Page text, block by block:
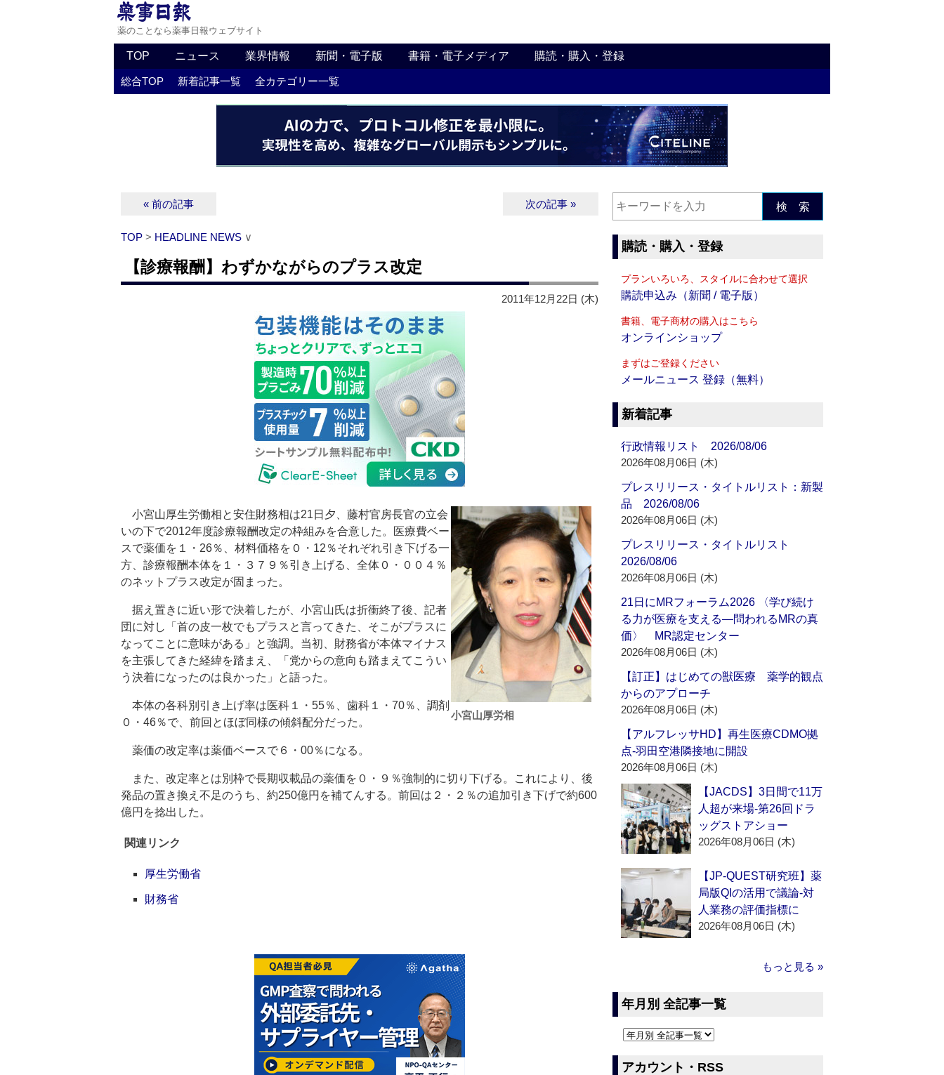
薬のことなら薬事日報ウェブサイト
TOP ニュース 業界情報 新聞・電子版 書籍・電子メディア 購読・購入・登録
総合TOP 新着記事一覧 全カテゴリー一覧
« 前の記事 次の記事 »
TOP > HEADLINE NEWS ∨
【診療報酬】わずかながらのプラス改定
2011年12月22日 (木)
小宮山厚労相
小宮山厚生労働相と安住財務相は21日夕、藤村官房長官の立会
いの下で2012年度診療報酬改定の枠組みを合意した。医療費ベー
スで薬価を１・26％、材料価格を０・12％それぞれ引き下げる一
方、診療報酬本体を１・３７９％引き上げる、全体０・００４％
のネットプラス改定が固まった。
据え置きに近い形で決着したが、小宮山氏は折衝終了後、記者
団に対し「首の皮一枚でもプラスと言ってきた、そこがプラスに
なってことに意味がある」と強調。当初、財務省が本体マイナス
を主張してきた経緯を踏まえ、「党からの意向も踏まえてこうい
う決着になったのは良かった」と語った。
本体の各科別引き上げ率は医科１・55％、歯科１・70％、調剤
０・46％で、前回とほぼ同様の傾斜配分だった。
薬価の改定率は薬価ベースで６・00％になる。
また、改定率とは別枠で長期収載品の薬価を０・９％強制的に切り下げる。これにより、後
発品の置き換え不足のうち、約250億円を補てんする。前回は２・２％の追加引き下げで約600
億円を捻出した。
関連リンク
厚生労働省
財務省
検 索
購読・購入・登録
プランいろいろ、スタイルに合わせて選択
購読申込み（新聞 / 電子版）
書籍、電子商材の購入はこちら
オンラインショップ
まずはご登録ください
メールニュース 登録（無料）
新着記事
行政情報リスト 2026/08/06
2026年08月06日 (木)
プレスリリース・タイトルリスト：新製
品 2026/08/06
2026年08月06日 (木)
プレスリリース・タイトルリスト
2026/08/06
2026年08月06日 (木)
21日にMRフォーラム2026 〈学び続け
る力が医療を支える―問われるMRの真
価〉 MR認定センター
2026年08月06日 (木)
【訂正】はじめての獣医療 薬学的観点
からのアプローチ
2026年08月06日 (木)
【アルフレッサHD】再生医療CDMO拠
点‐羽田空港隣接地に開設
2026年08月06日 (木)
【JACDS】3日間で11万
人超が来場‐第26回ドラ
ッグストアショー
2026年08月06日 (木)
【JP-QUEST研究班】薬
局版QIの活用で議論‐対
人業務の評価指標に
2026年08月06日 (木)
もっと見る »
年月別 全記事一覧
アカウント・RSS